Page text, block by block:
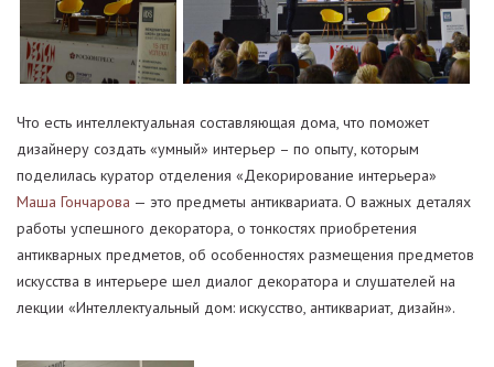
Что есть интеллектуальная составляющая дома, что поможет
дизайнеру создать «умный» интерьер – по опыту, которым
поделилась куратор отделения «Декорирование интерьера»
Маша Гончарова — это предметы антиквариата. О важных деталях
работы успешного декоратора, о тонкостях приобретения
антикварных предметов, об особенностях размещения предметов
искусства в интерьере шел диалог декоратора и слушателей на
лекции «Интеллектуальный дом: искусство, антиквариат, дизайн».